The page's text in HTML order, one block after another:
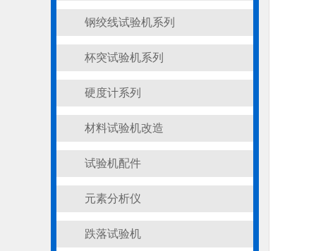
钢绞线试验机系列
杯突试验机系列
硬度计系列
材料试验机改造
试验机配件
元素分析仪
跌落试验机